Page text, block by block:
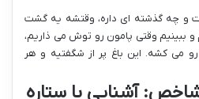
و چه گذشته ای داره، وقتشه یه گشت
ببینیم وقتی پامون رو توش می ذاریم،
رو می کشه. این باغ پر از شگفتیه و هر
آشنایی با ستاره